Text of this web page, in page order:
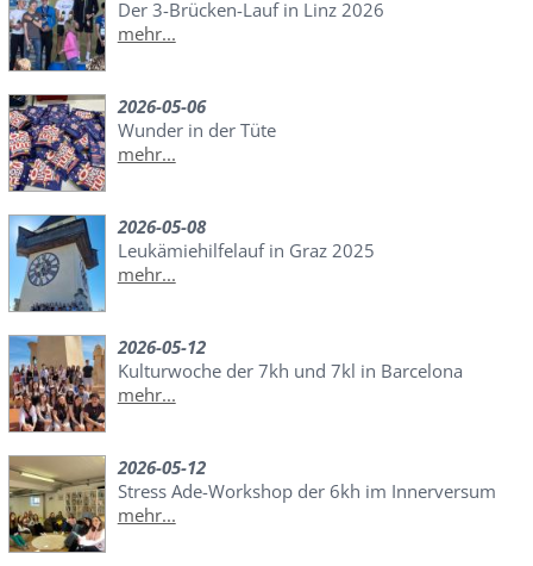
Der 3-Brücken-Lauf in Linz 2026
mehr...
2026-05-06
Wunder in der Tüte
mehr...
2026-05-08
Leukämiehilfelauf in Graz 2025
mehr...
2026-05-12
Kulturwoche der 7kh und 7kl in Barcelona
mehr...
2026-05-12
Stress Ade-Workshop der 6kh im Innerversum
mehr...